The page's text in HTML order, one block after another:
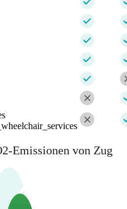
Emissionen von Zug